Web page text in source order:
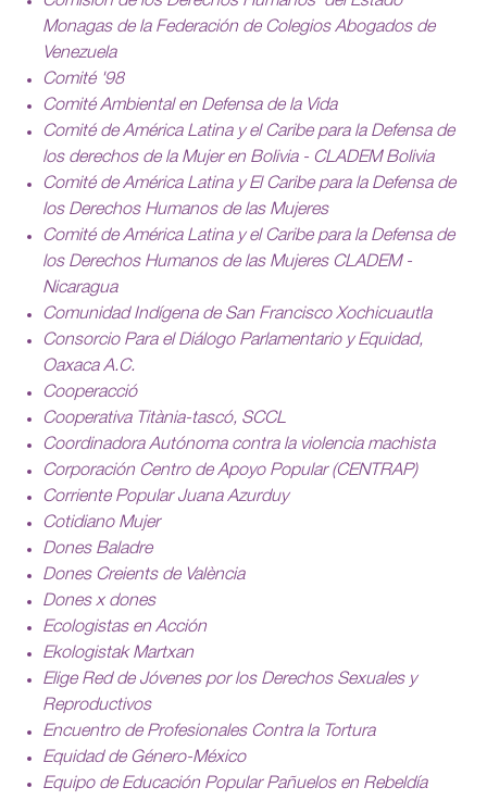
Monagas de la Federación de Colegios Abogados de
Venezuela
Comité '98
Comité Ambiental en Defensa de la Vida
Comité de América Latina y el Caribe para la Defensa de
los derechos de la Mujer en Bolivia - CLADEM Bolivia
Comité de América Latina y El Caribe para la Defensa de
los Derechos Humanos de las Mujeres
Comité de América Latina y el Caribe para la Defensa de
los Derechos Humanos de las Mujeres CLADEM -
Nicaragua
Comunidad Indígena de San Francisco Xochicuautla
Consorcio Para el Diálogo Parlamentario y Equidad,
Oaxaca A.C.
Cooperacció
Cooperativa Titània-tascó, SCCL
Coordinadora Autónoma contra la violencia machista
Corporación Centro de Apoyo Popular (CENTRAP)
Corriente Popular Juana Azurduy
Cotidiano Mujer
Dones Baladre
Dones Creients de València
Dones x dones
Ecologistas en Acción
Ekologistak Martxan
Elige Red de Jóvenes por los Derechos Sexuales y
Reproductivos
Encuentro de Profesionales Contra la Tortura
Equidad de Género-México
Equipo de Educación Popular Pañuelos en Rebeldía